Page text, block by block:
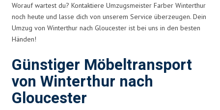
Worauf wartest du? Kontaktiere Umzugsmeister Farber Winterthur
noch heute und lasse dich von unserem Service überzeugen. Dein
Umzug von Winterthur nach Gloucester ist bei uns in den besten
Händen!
Günstiger Möbeltransport
von Winterthur nach
Gloucester